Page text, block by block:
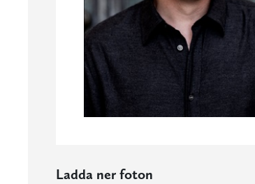
Ladda ner foton